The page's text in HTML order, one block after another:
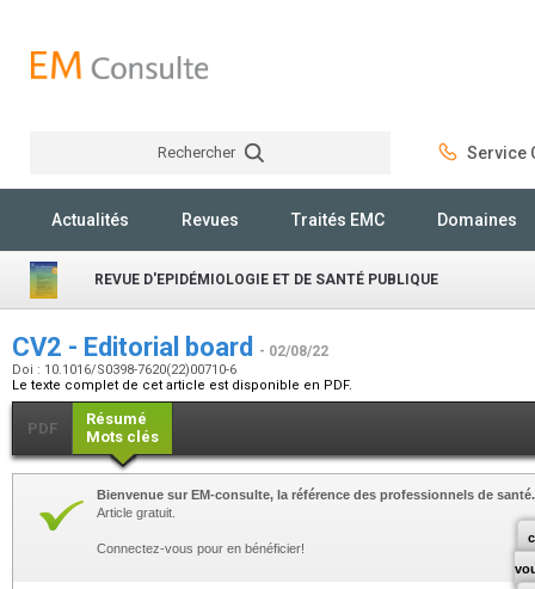
Rechercher Service
Actualités Revues Traités EMC Domaines
REVUE D'EPIDÉMIOLOGIE ET DE SANTÉ PUBLIQUE
CV2 - Editorial board - 02/08/22
Doi : 10.1016/S0398-7620(22)00710-6
Le texte complet de cet article est disponible en PDF.
PDF
Résumé
Mots clés
Bienvenue sur EM-consulte, la référence des professionnels de santé.
Article gratuit.
Connectez-vous pour en bénéficier!